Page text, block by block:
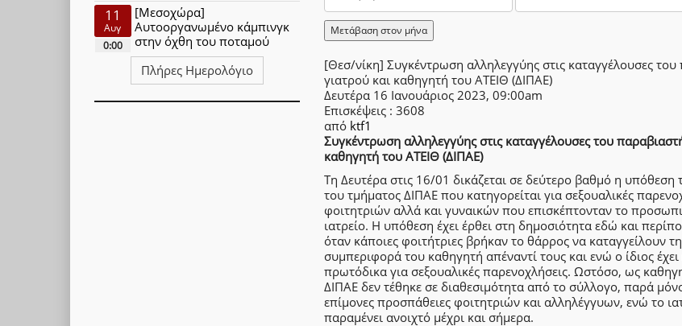
Μετάβαση στον μήνα
[Θεσ/νίκη] Συγκέντρωση αλληλεγγύης στις καταγγέλουσες του
γιατρού και καθηγητή του ΑΤΕΙΘ (ΔΙΠΑΕ)
Δευτέρα 16 Ιανουάριος 2023, 09:00am
Επισκέψεις : 3608
από ktf1
Συγκέντρωση αλληλεγγύης στις καταγγέλουσες του
καθηγητή του ΑΤΕΙΘ (ΔΙΠΑΕ)
Τη Δευτέρα στις 16/01 δικάζεται σε δεύτερο βαθμό η υπόθεση
του τμήματος ΔΙΠΑΕ που κατηγορείται για σεξουαλικές
φοιτητριών αλλά και γυναικών που επισκέπτονταν το
ιατρείο. Η υπόθεση έχει έρθει στη δημοσιότητα εδώ και
όταν κάποιες φοιτήτριες βρήκαν το θάρρος να καταγγείλουν τη
συμπεριφορά του καθηγητή απέναντί τους και ενώ ο ίδιος έχει
πρωτόδικα για σεξουαλικές παρενοχλήσεις. Ωστόσο, ως
ΔΙΠΑΕ δεν τέθηκε σε διαθεσιμότητα από το σύλλογο, παρά
επίμονες προσπάθειες φοιτητριών και αλληλέγγυων, ενώ το
παραμένει ανοιχτό μέχρι και σήμερα.
11
Αυγ
0:00
[Μεσοχώρα]
Αυτοοργανωμένο κάμπινγκ
στην όχθη του ποταμού
Πλήρες Ημερολόγιο